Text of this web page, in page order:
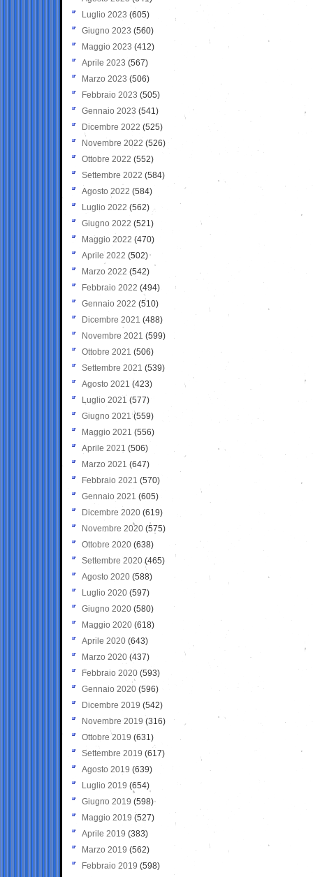
Luglio 2023 (605)
Giugno 2023 (560)
Maggio 2023 (412)
Aprile 2023 (567)
Marzo 2023 (506)
Febbraio 2023 (505)
Gennaio 2023 (541)
Dicembre 2022 (525)
Novembre 2022 (526)
Ottobre 2022 (552)
Settembre 2022 (584)
Agosto 2022 (584)
Luglio 2022 (562)
Giugno 2022 (521)
Maggio 2022 (470)
Aprile 2022 (502)
Marzo 2022 (542)
Febbraio 2022 (494)
Gennaio 2022 (510)
Dicembre 2021 (488)
Novembre 2021 (599)
Ottobre 2021 (506)
Settembre 2021 (539)
Agosto 2021 (423)
Luglio 2021 (577)
Giugno 2021(559)
Maggio 2021 (556)
Aprile 2021 (506)
Marzo 2021 (647)
Febbraio 2021 (570)
Gennaio 2021 (605)
Dicembre 2020 (619)
Novembre 2020 (575)
Ottobre 2020 (638)
Settembre 2020(465)
Agosto 2020 (588)
Luglio 2020 (597)
Giugno 2020 (580)
Maggio 2020 (618)
Aprile 2020 (643)
Marzo 2020 (437)
Febbraio 2020 (593)
Gennaio 2020 (596)
Dicembre 2019 (542)
Novembre 2019 (316)
Ottobre 2019 (631)
Settembre 2019 (617)
Agosto 2019 (639)
Luglio 2019 (654)
Giugno 2019 (598)
Maggio 2019 (527)
Aprile 2019 (383)
Marzo 2019 (562)
Febbraio 2019 (598)